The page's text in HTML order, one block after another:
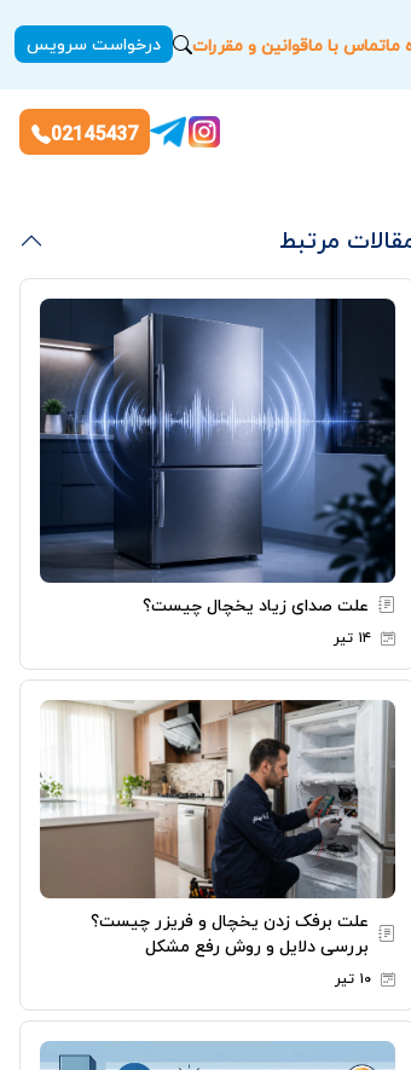
ماتماس با ماقوانین و مقررات درخواست سرویس
02145437
بست مرتبط
علت صدای زیاد یخچال چیست؟
۱۴ تیر
علت برفک زدن یخچال و فریزر چیست؟
بررسی دلایل و روش رفع مشکل
۱۰ تیر